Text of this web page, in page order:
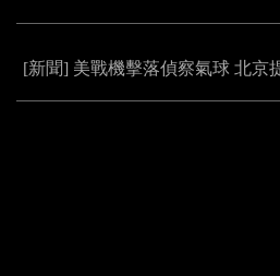
[新聞] 美戰機擊落偵察氣球 北京